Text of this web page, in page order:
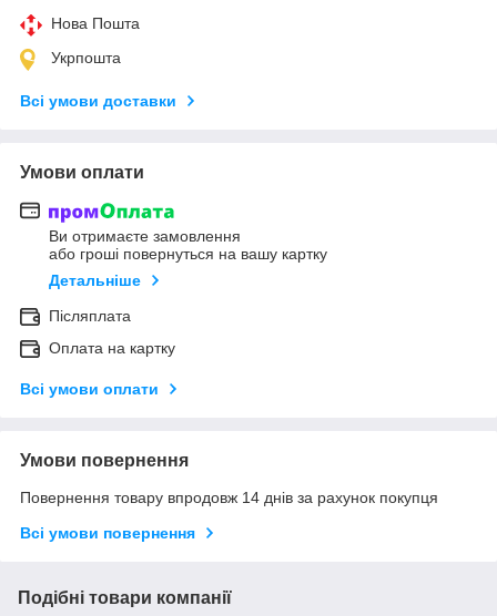
Нова Пошта
Укрпошта
Всі умови доставки
Умови оплати
Ви отримаєте замовлення
або гроші повернуться на вашу картку
Детальніше
Післяплата
Оплата на картку
Всі умови оплати
Умови повернення
Повернення товару впродовж 14 днів за рахунок покупця
Всі умови повернення
Подібні товари компанії